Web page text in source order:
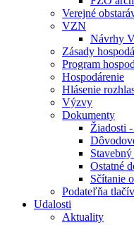
Verejné
VZN
Návrhy
Zásady
Program
Hospodárenie
Hlásenie
Výzvy
Dokumenty
Žiadosti
Stavebný
Ostatné
Sčítanie
Podateľňa tlačív
Udalosti
Aktuality